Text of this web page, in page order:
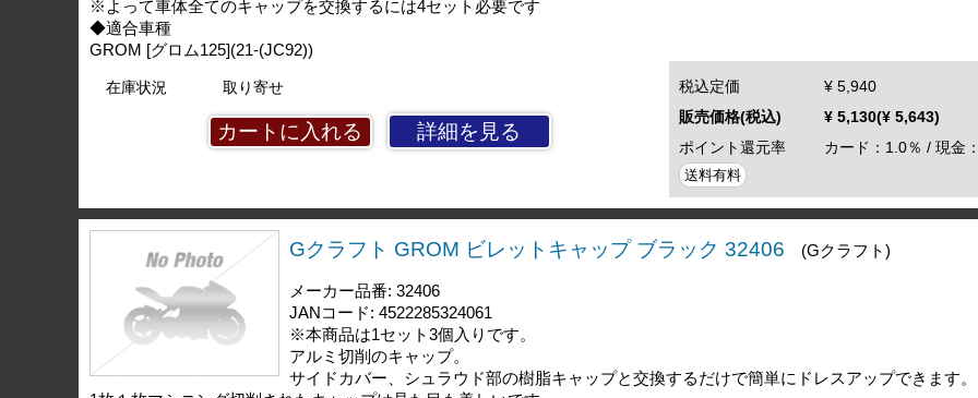
※よって車体全てのキャップを交換するには4セット必要です
◆適合車種
GROM [グロム125](21-(JC92))
在庫状況 取り寄せ
詳細を見る
税込定価
¥ 5,940
販売価格(税込)
¥ 5,130(¥ 5,643)
ポイント還元率
カード：1.0％ / 現金
送料有料
Gクラフト GROM ビレットキャップ ブラック 32406 (Gクラフト)
メーカー品番: 32406
JANコード: 4522285324061
※本商品は1セット3個入りです。
アルミ切削のキャップ。
サイドカバー、シュラウド部の樹脂キャップと交換するだけで簡単にドレスアップできます。